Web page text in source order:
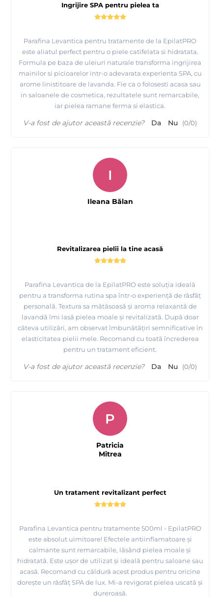
Ingrijire SPA pentru pielea ta
Parafina Levantica pentru tratamente de la EpilatPRO
este aliatul perfect pentru o piele catifelata si hidratata.
Formula pe baza de uleiuri naturale transforma ingrijirea
mainilor si picioarelor intr-o adevarata experienta SPA, cu
arome linistitoare de lavanda. Fie ca o folosesti acasa sau
in saloanele de cosmetica, rezultatele sunt remarcabile,
iar pielea ramane ferma si elastica.
V-a fost de ajutor această recenzie? Da Nu (0/0)
Revitalizarea pielii la tine acasă
Parafina Levantica de la EpilatPRO este soluția ideală
pentru a transforma rutina spa într-o experiență de răsfăț
personală. Textura sa mătăsoasă și aroma relaxantă de
lavandă îmi lasă pielea moale și revitalizată. După doar
câteva utilizări, am observat îmbunătățiri semnificative în
elasticitatea pielii mele. Recomand cu toată încrederea
pentru un tratament eficient.
I
Ileana Bălan
V-a fost de ajutor această recenzie? Da Nu (0/0)
Un tratament revitalizant perfect
Parafina Levantica pentru tratamente 500ml - EpilatPRO
este absolut uimitoare! Efectele antiinflamatoare și
calmante sunt remarcabile, lăsând pielea moale și
hidratată. Este ușor de utilizat și ideală pentru saloane sau
acasă. Recomand cu căldură acest produs pentru oricine
dorește un răsfăț SPA de lux. Mi-a revigorat pielea uscată și
dureroasă.
P
Patricia
Mitrea